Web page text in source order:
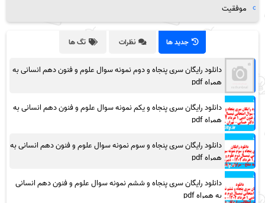
موفقیت
جدید ها نظرات تگ ها
دانلود رایگان سری پنجاه و دوم نمونه سوال علوم و فنون دهم انسانی به
همراه pdf
دانلود رایگان سری پنجاه و یکم نمونه سوال علوم و فنون دهم انسانی به
همراه pdf
دانلود رایگان سری پنجاه و سوم نمونه سوال علوم و فنون دهم انسانی به
همراه pdf
دانلود رایگان سری پنجاه و ششم نمونه سوال علوم و فنون دهم انسانی
به همراه pdf